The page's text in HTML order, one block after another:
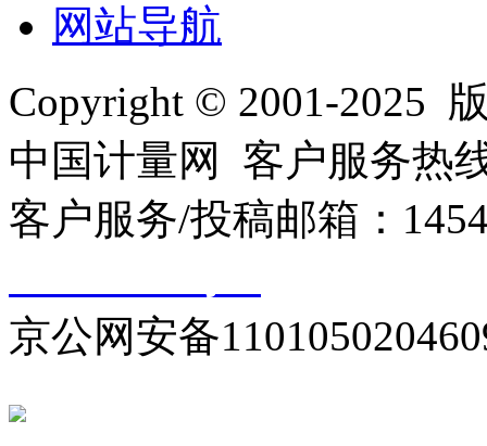
网站导航
Copyright © 2001-2025
中国计量网 客户服务热
客户服务/投稿邮箱：
京公网安备